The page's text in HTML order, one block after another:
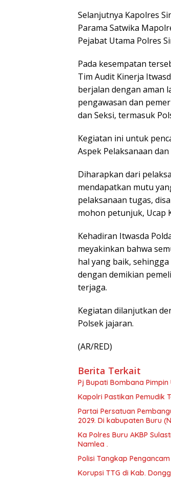
Selanjutnya Kapolres
Parama Satwika
Pejabat Utama Polres
Pada kesempatan
Tim Audit Kinerja
berjalan dengan aman
pengawasan dan
dan Seksi, termasuk
Kegiatan ini untuk
Aspek Pelaksanaan
Diharapkan dari
mendapatkan mutu
pelaksanaan tugas,
mohon petunjuk, Ucap
Kehadiran Itwasda
meyakinkan bahwa
hal yang baik,
dengan demikian
terjaga.
Kegiatan dilanjutkan
Polsek jajaran.
(AR/RED)
Berita Terkait
Pj Bupati Bombana
Kapolri Pastikan Pemudik
Partai Persatuan
2029. Di kabupaten Buru
Ka Polres Buru AKBP
Namlea .
Polisi Tangkap
Korupsi TTG di Kab.